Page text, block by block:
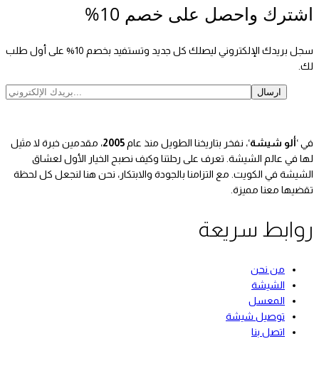
اشترك واحصل على خصم 10%
سجل بريدك الإلكتروني ليصلك كل جديد وتستفيد بخصم 10% على أول طلب
لك.
في ‘ألو شيشة‘، نفخر بتاريخنا الطويل منذ عام 2005، مقدمين خبرة لا مثيل
لها في عالم الشيشة. تعرف على رحلتنا وكيف نصبح الخيار الأول لعشاق
الشيشة في الكويت. مع التزامنا بالجودة والابتكار، نحن هنا لنجعل كل لحظة
تقضيها معنا مميزة.
روابط سريعة
من نحن
الشيشة
المعسل
توصيل شيشة
اتصل بنا